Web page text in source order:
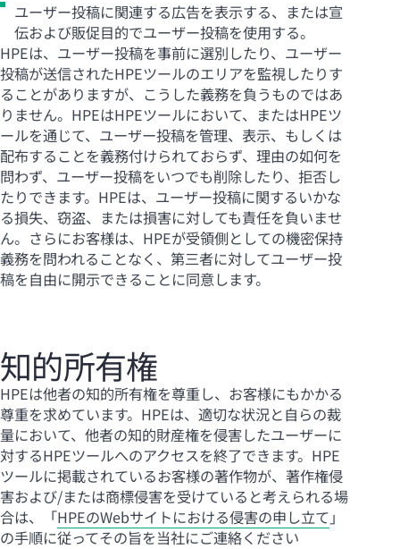
ユーザー投稿に関連する広告を表示する、または宣
伝および販促目的でユーザー投稿を使用する。
HPEは、ユーザー投稿を事前に選別したり、ユーザー
投稿が送信されたHPEツールのエリアを監視したりす
ることがありますが、こうした義務を負うものではあ
りません。HPEはHPEツールにおいて、またはHPEツ
ールを通じて、ユーザー投稿を管理、表示、もしくは
配布することを義務付けられておらず、理由の如何を
問わず、ユーザー投稿をいつでも削除したり、拒否し
たりできます。HPEは、ユーザー投稿に関するいかな
る損失、窃盗、または損害に対しても責任を負いませ
ん。さらにお客様は、HPEが受領側としての機密保持
義務を問われることなく、第三者に対してユーザー投
稿を自由に開示できることに同意します。
知的所有権
HPEは他者の知的所有権を尊重し、お客様にもかかる
尊重を求めています。HPEは、適切な状況と自らの裁
量において、他者の知的財産権を侵害したユーザーに
対するHPEツールへのアクセスを終了できます。HPE
ツールに掲載されているお客様の著作物が、著作権侵
害および/または商標侵害を受けていると考えられる場
合は、「HPEのWebサイトにおける侵害の申し立て 」
の手順に従ってその旨を当社にご連絡ください